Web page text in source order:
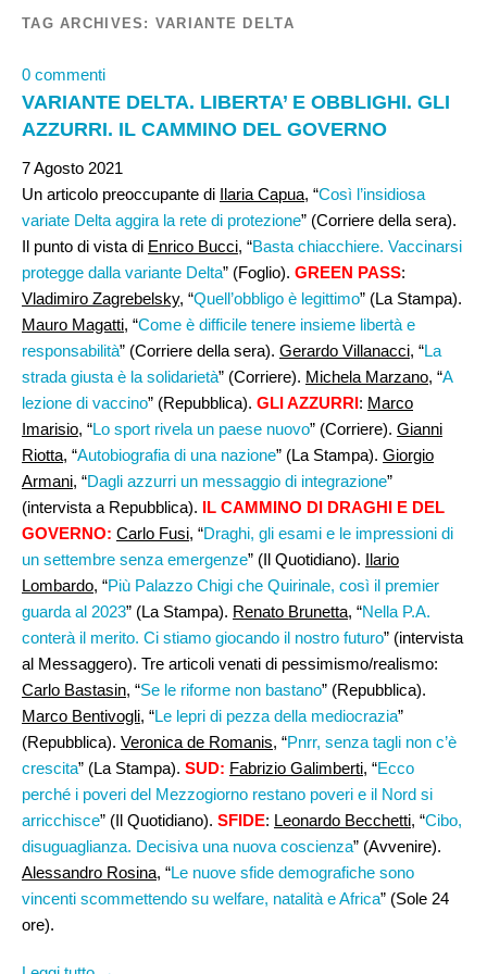
TAG ARCHIVES: VARIANTE DELTA
0 commenti
VARIANTE DELTA. LIBERTA’ E OBBLIGHI. GLI
AZZURRI. IL CAMMINO DEL GOVERNO
7 Agosto 2021
Un articolo preoccupante di Ilaria Capua, “Così l’insidiosa
variate Delta aggira la rete di protezione” (Corriere della sera).
Il punto di vista di Enrico Bucci, “Basta chiacchiere. Vaccinarsi
protegge dalla variante Delta” (Foglio). GREEN PASS:
Vladimiro Zagrebelsky, “Quell’obbligo è legittimo” (La Stampa).
Mauro Magatti, “Come è difficile tenere insieme libertà e
responsabilità” (Corriere della sera). Gerardo Villanacci, “La
strada giusta è la solidarietà” (Corriere). Michela Marzano, “A
lezione di vaccino” (Repubblica). GLI AZZURRI: Marco
Imarisio, “Lo sport rivela un paese nuovo” (Corriere). Gianni
Riotta, “Autobiografia di una nazione” (La Stampa). Giorgio
Armani, “Dagli azzurri un messaggio di integrazione”
(intervista a Repubblica). IL CAMMINO DI DRAGHI E DEL
GOVERNO: Carlo Fusi, “Draghi, gli esami e le impressioni di
un settembre senza emergenze” (Il Quotidiano). Ilario
Lombardo, “Più Palazzo Chigi che Quirinale, così il premier
guarda al 2023” (La Stampa). Renato Brunetta, “Nella P.A.
conterà il merito. Ci stiamo giocando il nostro futuro” (intervista
al Messaggero). Tre articoli venati di pessimismo/realismo:
Carlo Bastasin, “Se le riforme non bastano” (Repubblica).
Marco Bentivogli, “Le lepri di pezza della mediocrazia”
(Repubblica). Veronica de Romanis, “Pnrr, senza tagli non c’è
crescita” (La Stampa). SUD: Fabrizio Galimberti, “Ecco
perché i poveri del Mezzogiorno restano poveri e il Nord si
arricchisce” (Il Quotidiano). SFIDE: Leonardo Becchetti, “Cibo,
disuguaglianza. Decisiva una nuova coscienza” (Avvenire).
Alessandro Rosina, “Le nuove sfide demografiche sono
vincenti scommettendo su welfare, natalità e Africa” (Sole 24
ore).